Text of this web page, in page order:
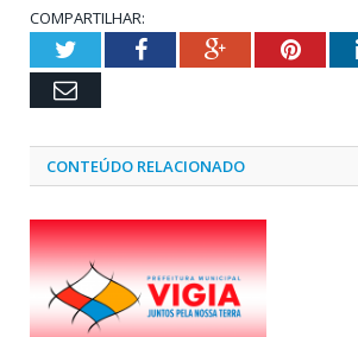
COMPARTILHAR:
TwitterFacebookGoogle+
Email
CONTEÚDO RELACIONADO